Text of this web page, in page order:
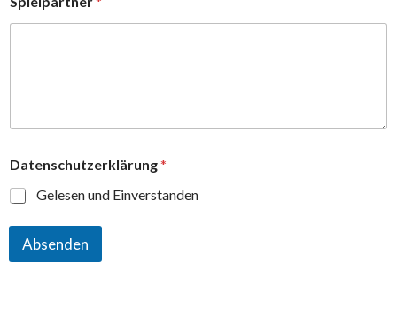
E
-
r
e
s
s
e
Datenschutzerklärung*
Gelesen und Einverstanden
Absenden